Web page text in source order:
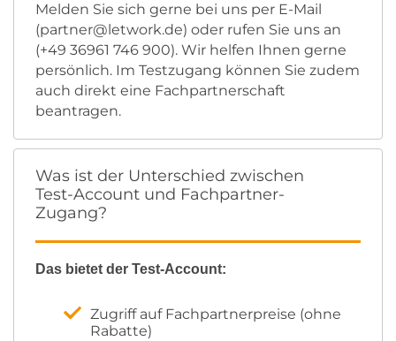
Melden Sie sich gerne bei uns per E-Mail
(partner@letwork.de) oder rufen Sie uns an
(+49 36961 746 900). Wir helfen Ihnen gerne
persönlich. Im Testzugang können Sie zudem
auch direkt eine Fachpartnerschaft
beantragen.
Was ist der Unterschied zwischen
Test-Account und Fachpartner-
Zugang?
Das bietet der Test-Account:
Zugriff auf Fachpartnerpreise (ohne
Rabatte)